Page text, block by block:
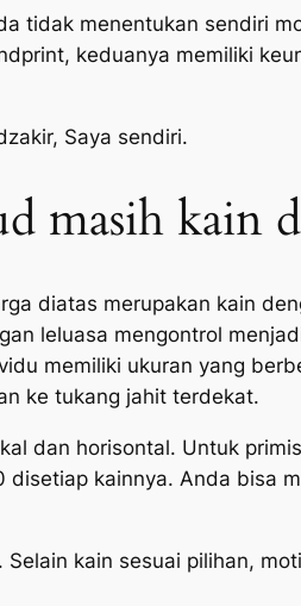
tidak menentukan sendiri
keduanya memiliki
Saya sendiri.
masih kain
diatas merupakan kain
leluasa mengontrol
memiliki ukuran yang
ke tukang jahit terdekat.
dan horisontal. Untuk
kainnya. Anda bisa
kain sesuai pilihan,